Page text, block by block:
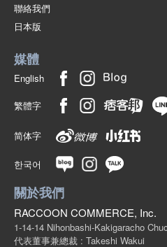
聯絡我們
日本版
媒體
English
繁體字
简体字
한국어
關於我們
RACCOON COMMERCE, Inc.
1-14-14 Nihonbashi-Kakigaracho
代表董事兼總裁 : Takeshi Wakui